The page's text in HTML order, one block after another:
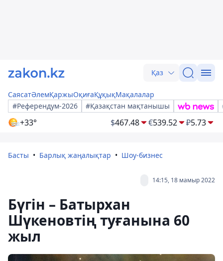
Қаз
СаясатӘлемҚаржыОқиғаҚұқықМақалалар
#Референдум-2026
#Қазақстан мақтанышы
+33° $467.48 €539.52 ₽5.73
Басты Барлық жаңалықтар Шоу-бизнес
14:15, 18 мамыр 2022
Бүгін – Батырхан
Шүкеновтің туғанына 60
жыл